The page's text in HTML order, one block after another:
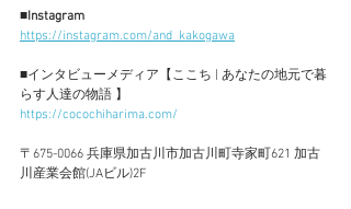
■Instagram
https://instagram.com/and_kakogawa
■インタビューメディア【ここち | あなたの地元で暮
らす人達の物語 】
https://cocochiharima.com/
〒675-0066 兵庫県加古川市加古川町寺家町621 加古
川産業会館(JAビル)2F